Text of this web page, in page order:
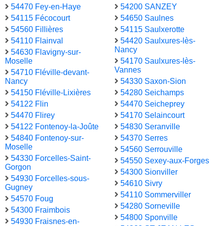
54470 Fey-en-Haye
54115 Fécocourt
54560 Fillières
54110 Flainval
54630 Flavigny-sur-
Moselle
54710 Fléville-devant-
Nancy
54150 Fléville-Lixières
54122 Flin
54470 Flirey
54122 Fontenoy-la-Joûte
54840 Fontenoy-sur-
Moselle
54330 Forcelles-Saint-
Gorgon
54930 Forcelles-sous-
Gugney
54570 Foug
54300 Fraimbois
54930 Fraisnes-en-
54200 SANZEY
54650 Saulnes
54115 Saulxerotte
54420 Saulxures-lès-
Nancy
54170 Saulxures-lès-
Vannes
54330 Saxon-Sion
54280 Seichamps
54470 Seicheprey
54170 Selaincourt
54830 Seranville
54370 Serres
54560 Serrouville
54550 Sexey-aux-Forges
54300 Sionviller
54610 Sivry
54110 Sommerviller
54280 Sorneville
54800 Sponville